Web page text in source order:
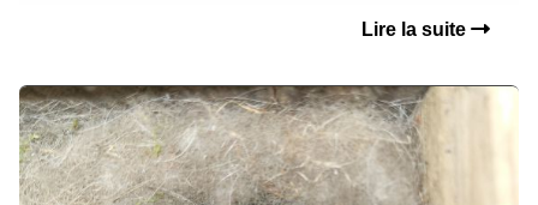
Lire la suite